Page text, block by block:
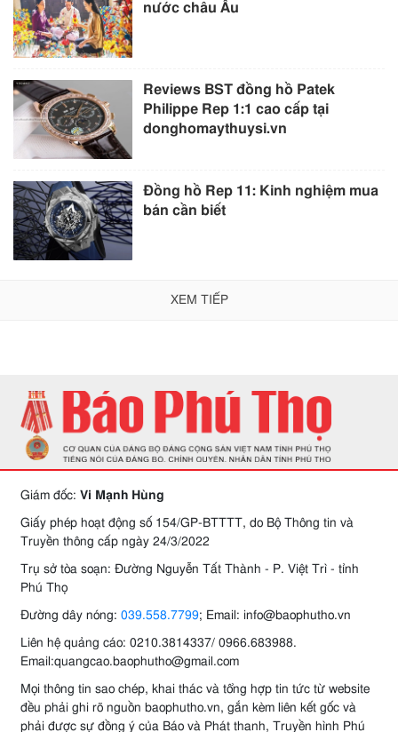
nước châu Âu
Reviews BST đồng hồ Patek
Philippe Rep 1:1 cao cấp tại
donghomaythuysi.vn
Đồng hồ Rep 11: Kinh nghiệm mua
bán cần biết
XEM TIẾP
Giám đốc: Vi Mạnh Hùng
Giấy phép hoạt động số 154/GP-BTTTT, do Bộ Thông tin và
Truyền thông cấp ngày 24/3/2022
Trụ sở tòa soạn: Đường Nguyễn Tất Thành - P. Việt Trì - tỉnh
Phú Thọ
Đường dây nóng: 039.558.7799; Email: info@baophutho.vn
Liên hệ quảng cáo: 0210.3814337/ 0966.683988.
Email:quangcao.baophutho@gmail.com
Mọi thông tin sao chép, khai thác và tổng hợp tin tức từ website
đều phải ghi rõ nguồn baophutho.vn, gắn kèm liên kết gốc và
phải được sự đồng ý của Báo và Phát thanh, Truyền hình Phú